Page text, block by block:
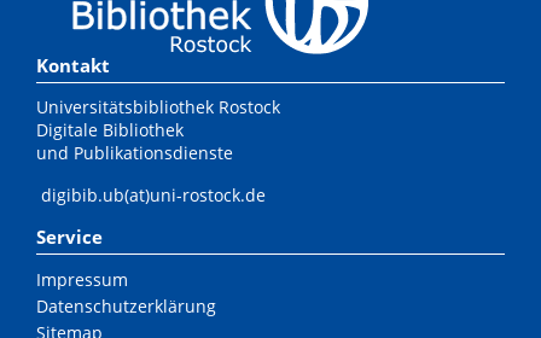
Kontakt
Universitätsbibliothek Rostock
Digitale Bibliothek
und Publikationsdienste
digibib.ub(at)uni-rostock.de
Service
Impressum
Datenschutzerklärung
Sitemap